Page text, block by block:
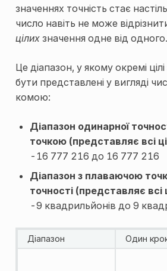
значеннях точність стає
число навіть не може
цілихзначення одне від одного.
Це діапазон, у якому окремі
бути представлені у вигляді
комою:
Діапазон одинарної
точкою (представляє всі
-16 777 216 до 16 777 216
Діапазон з плаваючою
точності (представляє всі
-9 квадрильйонів до 9
Діапазон Один